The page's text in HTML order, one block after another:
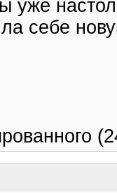
уже
себе